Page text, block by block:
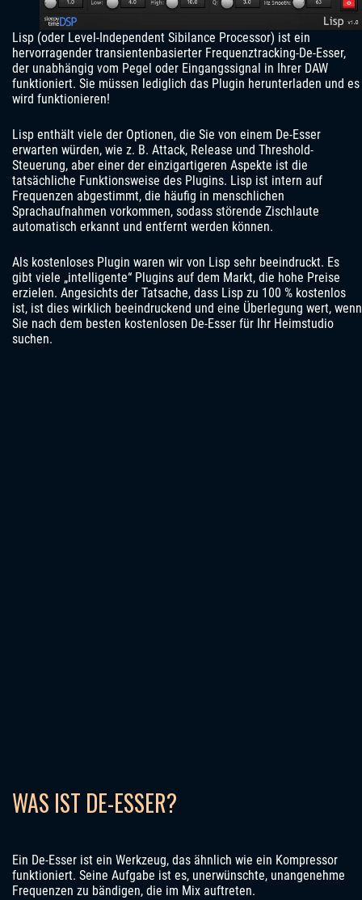
Lisp (oder Level-Independent Sibilance Processor) ist ein
hervorragender transientenbasierter Frequenztracking-De-Esser,
der unabhängig vom Pegel oder Eingangssignal in Ihrer DAW
funktioniert. Sie müssen lediglich das Plugin herunterladen und es
wird funktionieren!
Lisp enthält viele der Optionen, die Sie von einem De-Esser
erwarten würden, wie z. B. Attack, Release und Threshold-
Steuerung, aber einer der einzigartigeren Aspekte ist die
tatsächliche Funktionsweise des Plugins. Lisp ist intern auf
Frequenzen abgestimmt, die häufig in menschlichen
Sprachaufnahmen vorkommen, sodass störende Zischlaute
automatisch erkannt und entfernt werden können.
Als kostenloses Plugin waren wir von Lisp sehr beeindruckt. Es
gibt viele „intelligente“ Plugins auf dem Markt, die hohe Preise
erzielen. Angesichts der Tatsache, dass Lisp zu 100 % kostenlos
ist, ist dies wirklich beeindruckend und eine Überlegung wert, wenn
Sie nach dem besten kostenlosen De-Esser für Ihr Heimstudio
suchen.
WAS IST DE-ESSER?
Ein De-Esser ist ein Werkzeug, das ähnlich wie ein Kompressor
funktioniert. Seine Aufgabe ist es, unerwünschte, unangenehme
Frequenzen zu bändigen, die im Mix auftreten.